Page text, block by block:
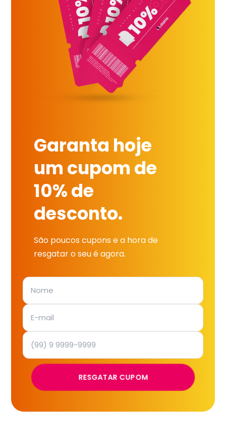
Garanta hoje
um cupom de
10% de
desconto.
São poucos cupons e a hora de
resgatar o seu é agora.
RESGATAR CUPOM